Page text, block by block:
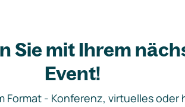
Sie mit Ihrem
Event!
Format - Konferenz, virtuelles oder